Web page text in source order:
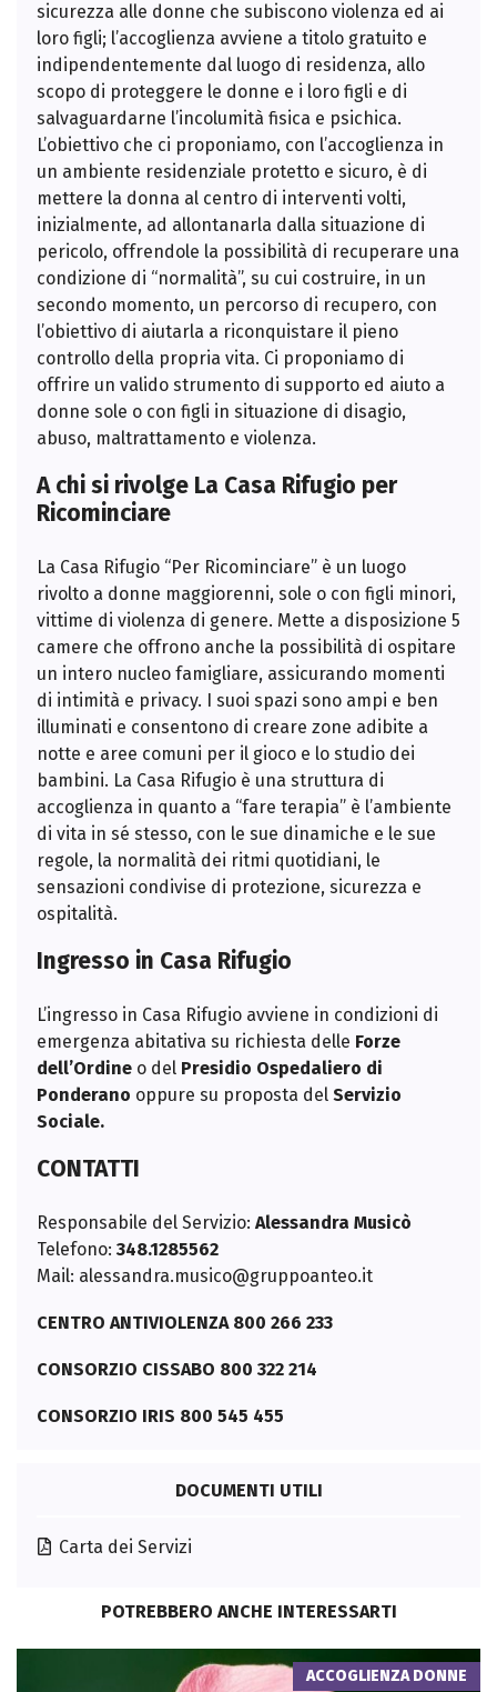
sicurezza alle donne che subiscono violenza ed ai
loro figli; l’accoglienza avviene a titolo gratuito e
indipendentemente dal luogo di residenza, allo
scopo di proteggere le donne e i loro figli e di
salvaguardarne l’incolumità fisica e psichica.
L’obiettivo che ci proponiamo, con l’accoglienza in
un ambiente residenziale protetto e sicuro, è di
mettere la donna al centro di interventi volti,
inizialmente, ad allontanarla dalla situazione di
pericolo, offrendole la possibilità di recuperare una
condizione di “normalità”, su cui costruire, in un
secondo momento, un percorso di recupero, con
l’obiettivo di aiutarla a riconquistare il pieno
controllo della propria vita. Ci proponiamo di
offrire un valido strumento di supporto ed aiuto a
donne sole o con figli in situazione di disagio,
abuso, maltrattamento e violenza.
A chi si rivolge La Casa Rifugio per
Ricominciare
La Casa Rifugio “Per Ricominciare” è un luogo
rivolto a donne maggiorenni, sole o con figli minori,
vittime di violenza di genere. Mette a disposizione 5
camere che offrono anche la possibilità di ospitare
un intero nucleo famigliare, assicurando momenti
di intimità e privacy. I suoi spazi sono ampi e ben
illuminati e consentono di creare zone adibite a
notte e aree comuni per il gioco e lo studio dei
bambini. La Casa Rifugio è una struttura di
accoglienza in quanto a “fare terapia” è l’ambiente
di vita in sé stesso, con le sue dinamiche e le sue
regole, la normalità dei ritmi quotidiani, le
sensazioni condivise di protezione, sicurezza e
ospitalità.
Ingresso in Casa Rifugio
L’ingresso in Casa Rifugio avviene in condizioni di
emergenza abitativa su richiesta delle Forze
dell’Ordine o del Presidio Ospedaliero di
Ponderano oppure su proposta del Servizio
Sociale.
CONTATTI
Responsabile del Servizio: Alessandra Musicò
Telefono: 348.1285562
Mail: alessandra.musico@gruppoanteo.it
CENTRO ANTIVIOLENZA 800 266 233
CONSORZIO CISSABO 800 322 214
CONSORZIO IRIS 800 545 455
DOCUMENTI UTILI
Carta dei Servizi
POTREBBERO ANCHE INTERESSARTI
ACCOGLIENZA DONNE